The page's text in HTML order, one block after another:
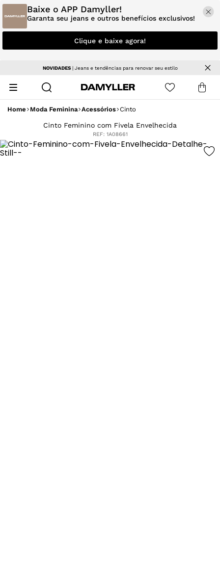
Baixe o APP Damyller!
Garanta seu jeans e outros benefícios exclusivos!
Clique e baixe agora!
NOVIDADES| Jeans e tendências para renovar seu estilo
Home Moda Feminina Acessórios Cinto
Cinto Feminino com Fivela Envelhecida
REF: 1A08661